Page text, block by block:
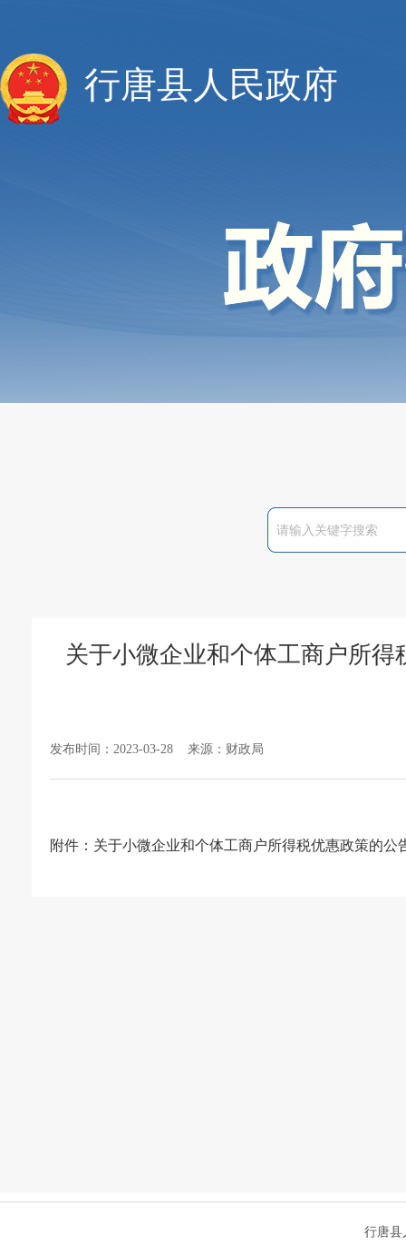
行唐县人民政府
关于小微企业和个体工商户所
发布时间：2023-03-28 来源：财政局
附件： 关于小微企业和个体工商户所得税优惠政策的公